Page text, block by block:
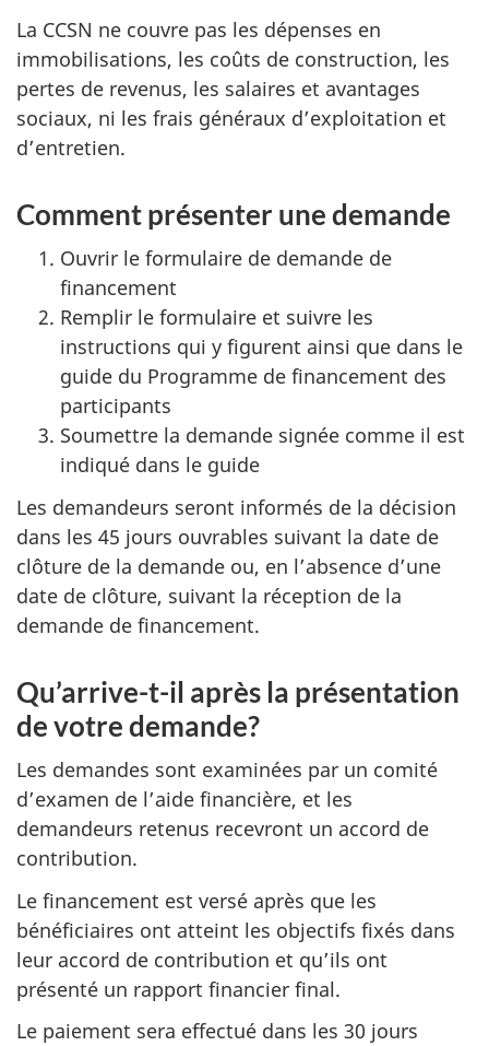
La CCSN ne couvre pas les dépenses en
immobilisations, les coûts de construction, les
pertes de revenus, les salaires et avantages
sociaux, ni les frais généraux d’exploitation et
d’entretien.
Comment présenter une demande
Ouvrir le formulaire de demande de
financement
Remplir le formulaire et suivre les
instructions qui y figurent ainsi que dans le
guide du Programme de financement des
participants
Soumettre la demande signée comme il est
indiqué dans le guide
Les demandeurs seront informés de la décision
dans les 45 jours ouvrables suivant la date de
clôture de la demande ou, en l’absence d’une
date de clôture, suivant la réception de la
demande de financement.
Qu’arrive-t-il après la présentation
de votre demande?
Les demandes sont examinées par un comité
d’examen de l’aide financière, et les
demandeurs retenus recevront un accord de
contribution.
Le financement est versé après que les
bénéficiaires ont atteint les objectifs fixés dans
leur accord de contribution et qu’ils ont
présenté un rapport financier final.
Le paiement sera effectué dans les 30 jours